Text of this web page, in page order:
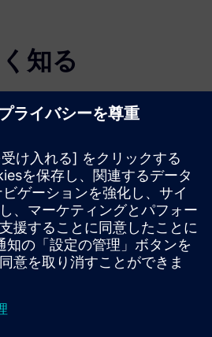
知る
ス
）は、クローズドループの品質
果的に統合されていれば、品質問
な問題を特定できます。